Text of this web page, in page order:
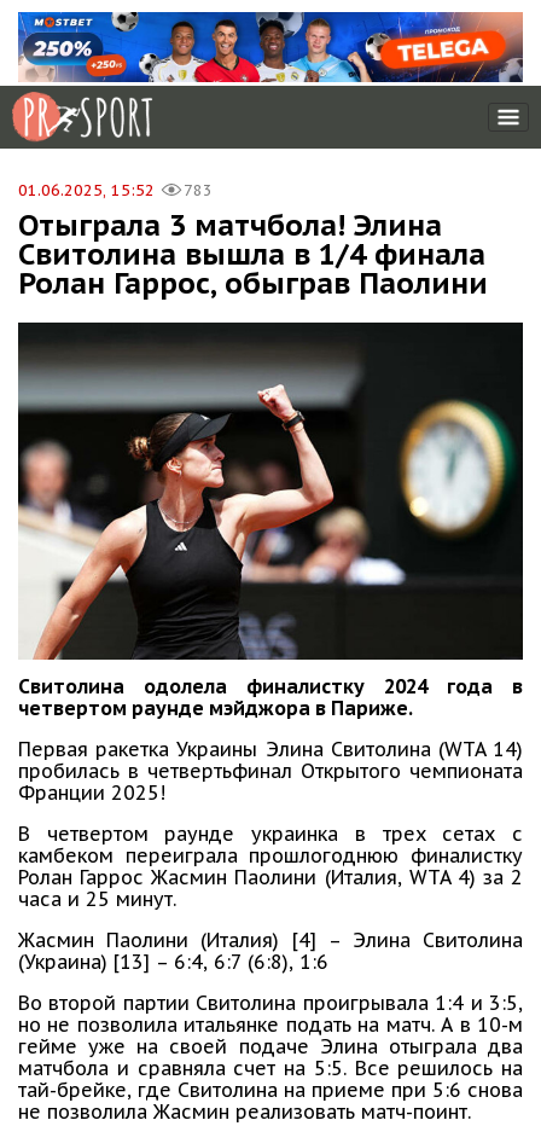
01.06.2025, 15:52 783
Отыграла 3 матчбола! Элина
Свитолина вышла в 1/4 финала
Ролан Гаррос, обыграв Паолини
Свитолина одолела финалистку 2024 года в
четвертом раунде мэйджора в Париже.
Первая ракетка Украины Элина Свитолина (WTA 14)
пробилась в четвертьфинал Открытого чемпионата
Франции 2025!
В четвертом раунде украинка в трех сетах с
камбеком переиграла прошлогоднюю финалистку
Ролан Гаррос Жасмин Паолини (Италия, WTA 4) за 2
часа и 25 минут.
Жасмин Паолини (Италия) [4] – Элина Свитолина
(Украина) [13] – 6:4, 6:7 (6:8), 1:6
Во второй партии Свитолина проигрывала 1:4 и 3:5,
но не позволила итальянке подать на матч. А в 10-м
гейме уже на своей подаче Элина отыграла два
матчбола и сравняла счет на 5:5. Все решилось на
тай-брейке, где Свитолина на приеме при 5:6 снова
не позволила Жасмин реализовать матч-поинт.